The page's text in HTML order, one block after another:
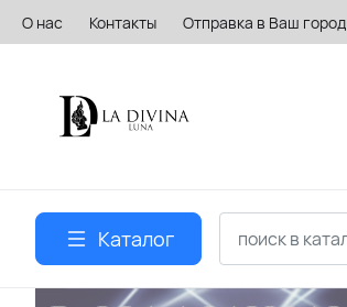
О нас Контакты Отправка в Ваш город
Каталог